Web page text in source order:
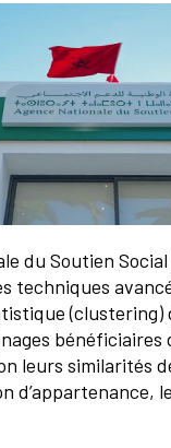
du Soutien
techniques
(clustering)
bénéficiaires
leurs similarités
d’appartenance,